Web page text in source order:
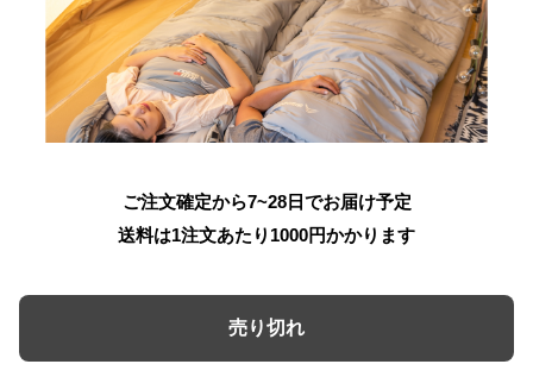
ご注文確定から7~28日でお届け予定
送料は1注文あたり 1000円かかります
売り切れ